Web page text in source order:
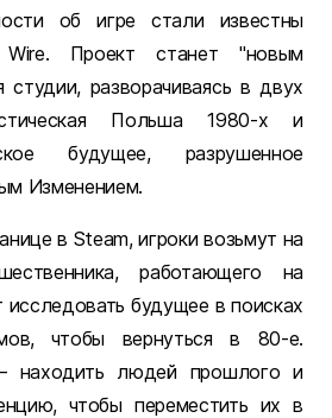
об игре стали известны
Проект станет "новым
студии, разворачиваясь в двух
Польша 1980-х и
будущее, разрушенное
Изменением.
в Steam, игроки возьмут на
работающего на
исследовать будущее в поисках
чтобы вернуться в 80-е.
находить людей прошлого и
чтобы переместить их в